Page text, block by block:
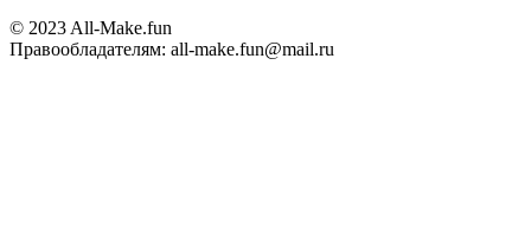
© 2023 All-Make.fun
Правообладателям: all-make.fun@mail.ru